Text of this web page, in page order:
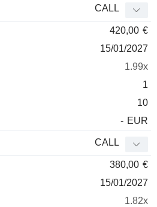
CALL
420,00 €
15/01/2027
1.99x
1
10
- EUR
CALL
380,00 €
15/01/2027
1.82x